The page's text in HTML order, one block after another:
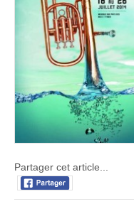
Partager cet article...